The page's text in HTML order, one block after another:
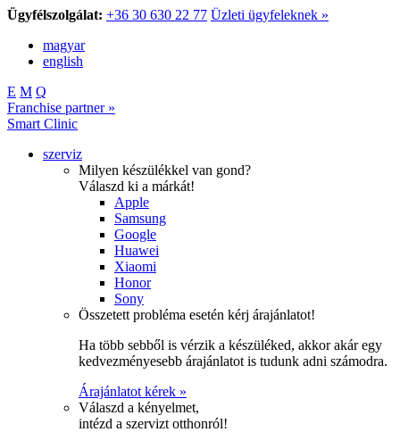
Ügyfélszolgálat: +36 30 630 22 77 Üzleti ügyfeleknek »
magyar
english
E M Q
Franchise partner »
Smart Clinic
szerviz
Milyen készülékkel van gond?
Válaszd ki a márkát!
Apple
Samsung
Google
Huawei
Xiaomi
Honor
Sony
Összetett probléma esetén kérj árajánlatot!
Ha több sebből is vérzik a készüléked, akkor akár egy
kedvezményesebb árajánlatot is tudunk adni számodra.
Árajánlatot kérek »
Válaszd a kényelmet,
intézd a szervizt otthonról!